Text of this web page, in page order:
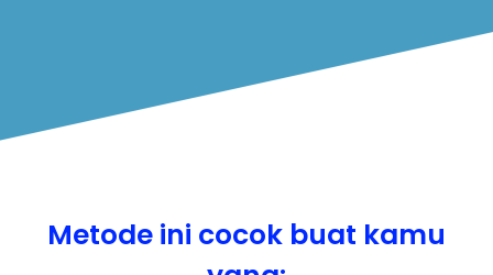
Metode ini cocok buat kamu